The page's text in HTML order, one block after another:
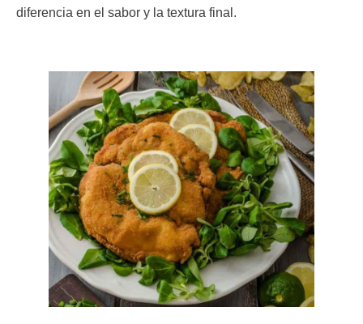
diferencia en el sabor y la textura final.